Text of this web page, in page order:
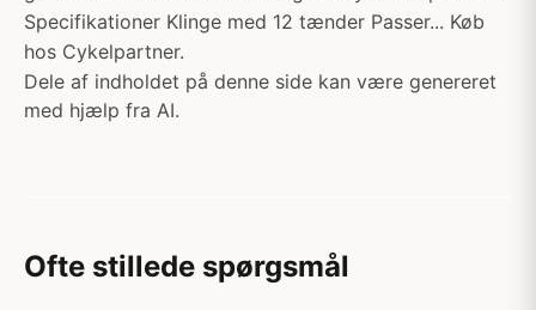
Specifikationer Klinge med 12 tænder Passer... Køb
hos Cykelpartner.
Dele af indholdet på denne side kan være genereret
med hjælp fra AI.
Ofte stillede spørgsmål